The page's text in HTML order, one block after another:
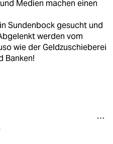
Medien machen einen
Sundenbock gesucht und
werden vom
wie der Geldzuschieberei
Banken!